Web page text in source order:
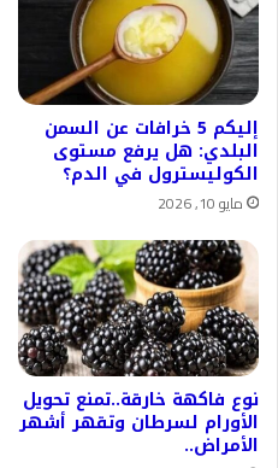
إليكم 5 خرافات عن السمن
البلدي: هل يرفع مستوى
الكوليسترول في الدم؟
مايو 10, 2026
نوع فاكهة خارقة..تمنع تحويل
الأورام لسرطان وتقهر أشهر
الأمراض..